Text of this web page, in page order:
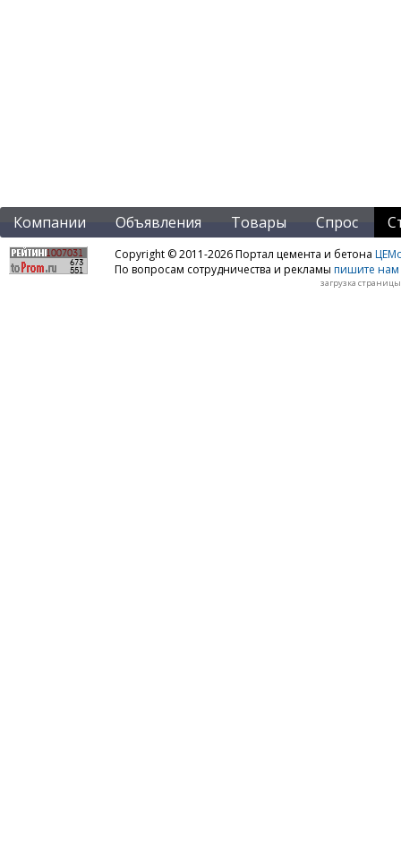
Компании Объявления Товары Спрос
Copyright © 2011-2026 Портал цемента и бетона
По вопросам сотрудничества и рекламы пишите нам
загрузка